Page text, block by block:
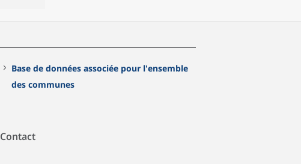
Base de données associée pour l'ensemble
des communes
Contact